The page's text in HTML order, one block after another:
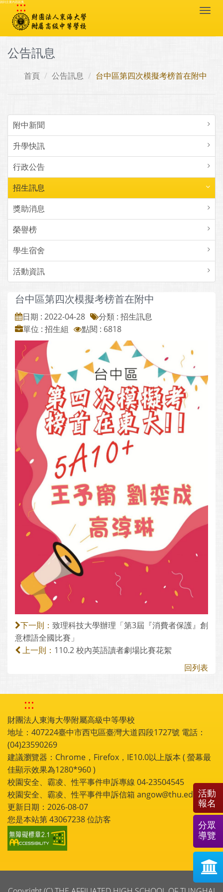
跳到主要內容區塊
:::
公告訊息
首頁 公告訊息 台中區第四次模擬考榜首在附中
附中新聞
升學快訊
行政公告
招生訊息
獎助消息
榮譽榜
學生宿舍
活動資訊
台中區第四次模擬考榜首在附中
日期 : 2022-04-28
分類 : 招生訊息
單位 : 招生組
點閱 : 6818
下一則： 致理科技大學辦理「第3屆『消費者保護』創
意標語全國比賽」
上一則： 110.2 校內英語讀者劇場比賽花絮
回列表
:::
財團法人東海大學附屬高級中等學校
地址：407224臺中市西屯區臺灣大道四段1727號 電話：
(04)23590269
建議瀏覽器：Chrome，Firefox，IE10.0以上版本 ( 螢幕最
佳顯示效果為1280*960 )
校園安全、霸凌、性平事件申訴專線 04-23504545
校園安全、霸凌、性平事件申訴信箱 angow@thu.edu.tw
更新日期：2026-08-07
您是本站第43067238位訪客
活動
報名
分眾
導覽